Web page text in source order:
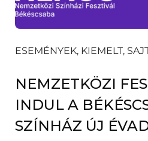
ESEMÉNYEK, KIEMELT,
NEMZETKÖZI
INDUL A
SZÍNHÁZ ÚJ